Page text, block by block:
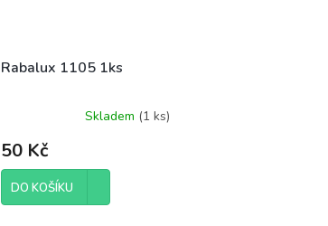
Rabalux 1105 1ks
Skladem (1 ks)
50 Kč
DO KOŠÍKU